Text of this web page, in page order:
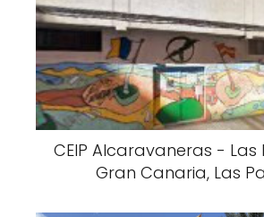
CEIP Alcaravaneras -
Gran Canaria, Las